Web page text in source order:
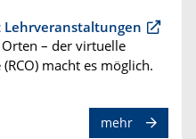
Lehrveranstaltungen
– der virtuelle
macht es möglich.
mehr